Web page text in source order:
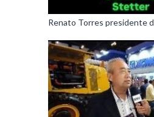
Renato Torres presidente